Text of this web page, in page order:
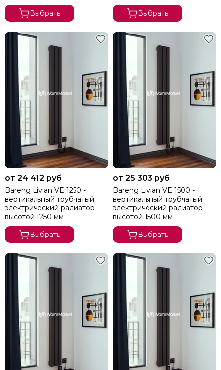
Выбрать
Выбрать
от 24 412 руб
Bareng Livian VE 1250 -
вертикальный трубчатый
электрический радиатор
высотой 1250 мм
Выбрать
от 25 303 руб
Bareng Livian VE 1500 -
вертикальный трубчатый
электрический радиатор
высотой 1500 мм
Выбрать